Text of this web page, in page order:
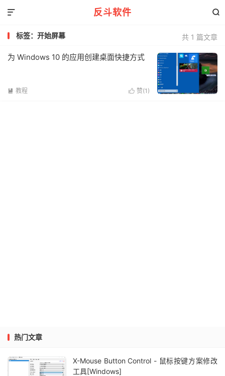
反斗软件 

共 1 篇文章
标签：开始屏幕
为 Windows 10 的应用创建桌面快捷方式
 赞(1 )
 教程
热门文章
X-Mouse Button Control - 鼠标按键方案修改
工具[Windows]